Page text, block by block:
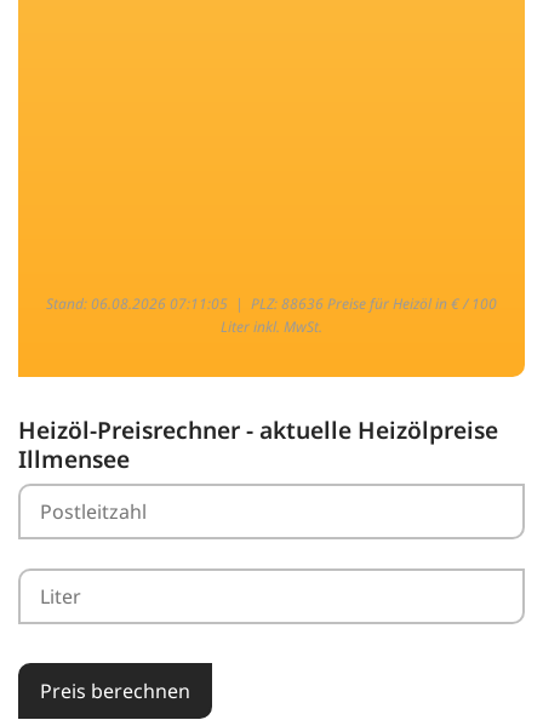
Stand: 06.08.2026 07:11:05 | PLZ: 88636 Preise für Heizöl in € / 100
Liter inkl. MwSt.
Heizöl-Preisrechner - aktuelle Heizölpreise
Illmensee
Preis berechnen